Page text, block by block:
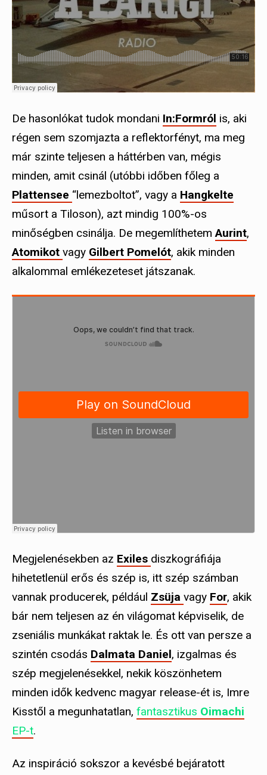
De hasonlókat tudok mondani In:Formról is, aki
régen sem szomjazta a reflektorfényt, ma meg
már szinte teljesen a háttérben van, mégis
minden, amit csinál (utóbbi időben főleg a
Plattensee “lemezboltot”, vagy a Hangkelte
műsort a Tiloson), azt mindig 100%-os
minőségben csinálja. De megemlíthetem Aurint,
Atomikot vagy Gilbert Pomelót, akik minden
alkalommal emlékezeteset játszanak.
Megjelenésekben az Exiles diszkográfiája
hihetetlenül erős és szép is, itt szép számban
vannak producerek, például Zsüja vagy For, akik
bár nem teljesen az én világomat képviselik, de
zseniális munkákat raktak le. És ott van persze a
szintén csodás Dalmata Daniel, izgalmas és
szép megjelenésekkel, nekik köszönhetem
minden idők kedvenc magyar release-ét is, Imre
Kisstől a megunhatatlan, fantasztikus Oimachi
EP-t.
Az inspiráció sokszor a kevésbé bejáratott